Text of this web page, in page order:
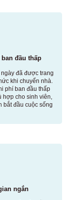
đầu thấp
đã được trang
khi chuyển nhà.
phí ban đầu thấp
cho sinh viên,
bắt đầu cuộc sống
ngắn